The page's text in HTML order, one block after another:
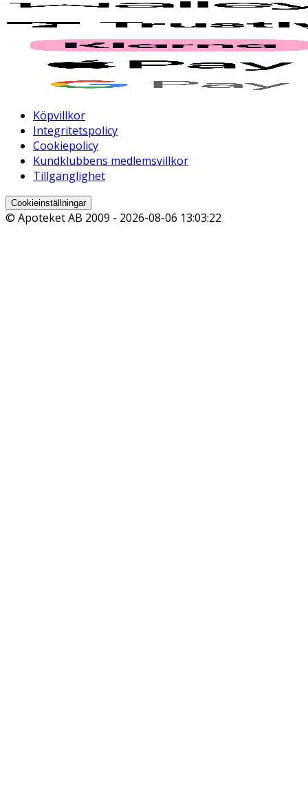
Köpvillkor
Integritetspolicy
Cookiepolicy
Kundklubbens medlemsvillkor
Tillgänglighet
Cookieinställningar
© Apoteket AB 2009 - 2026-08-06 13:03:22